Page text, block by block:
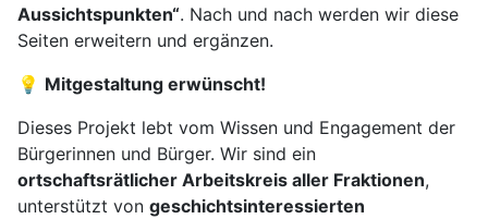
Aussichtspunkten“. Nach und nach werden wir diese
Seiten erweitern und ergänzen.
💡 Mitgestaltung erwünscht!
Dieses Projekt lebt vom Wissen und Engagement der
Bürgerinnen und Bürger. Wir sind ein
ortschaftsrätlicher Arbeitskreis aller Fraktionen,
unterstützt von geschichtsinteressierten